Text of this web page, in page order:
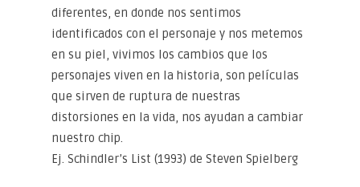
diferentes, en donde nos sentimos
identificados con el personaje y nos metemos
en su piel, vivimos los cambios que los
personajes viven en la historia, son películas
que sirven de ruptura de nuestras
distorsiones en la vida, nos ayudan a cambiar
nuestro chip.
Ej. Schindler’s List (1993) de Steven Spielberg